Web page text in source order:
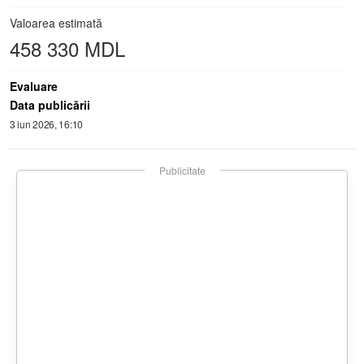
Valoarea estimată
458 330 MDL
Evaluare
Data publicării
3 iun 2026, 16:10
Publicitate